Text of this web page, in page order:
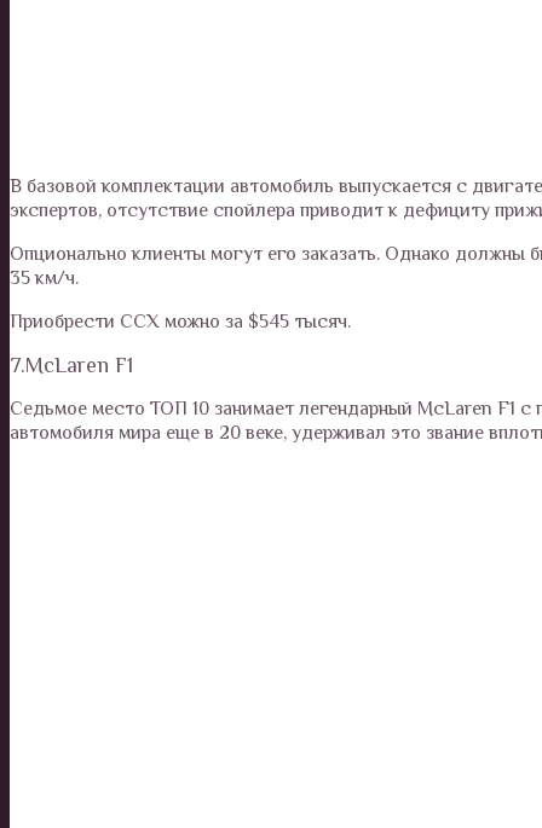
В базовой комплектации автомобиль выпускается с
экспертов, отсутствие спойлера приводит к дефициту
Опционально клиенты могут его заказать. Однако должны
35 км/ч.
Приобрести CCX можно за $545 тысяч.
7.McLaren F1
Седьмое место ТОП 10 занимает легендарный McLaren F1
автомобиля мира еще в 20 веке, удерживал это звание